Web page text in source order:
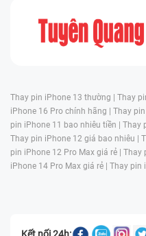
Thay pin iPhone 13 thường | Thay
iPhone 16 Pro chính hãng | Thay
pin iPhone 11 bao nhiêu tiền | Thay
Thay pin iPhone 12 giá bao nhiêu |
pin iPhone 12 Pro Max giá rẻ | Thay
iPhone 14 Pro Max giá rẻ | Thay pin